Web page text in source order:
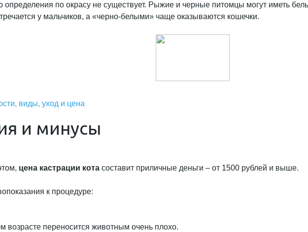
определения по окрасу не существует. Рыжие и черные питомцы могут иметь
у мальчиков, а «черно-белыми» чаще оказываются кошечки.
виды, уход и цена
и минусы
цена кастрации кота составит приличные деньги – от 1500 рублей и выше.
к процедуре:
возрасте переносится животным очень плохо.